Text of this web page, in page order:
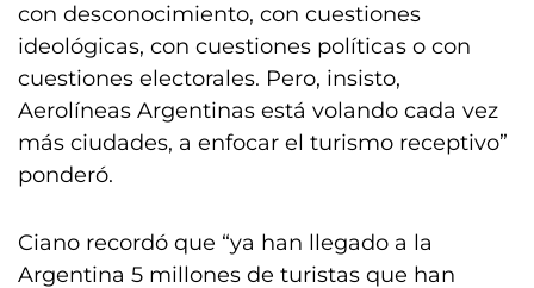
con desconocimiento, con cuestiones
ideológicas, con cuestiones políticas o con
cuestiones electorales. Pero, insisto,
Aerolíneas Argentinas está volando cada vez
más ciudades, a enfocar el turismo receptivo”
ponderó.
Ciano recordó que “ya han llegado a la
Argentina 5 millones de turistas que han